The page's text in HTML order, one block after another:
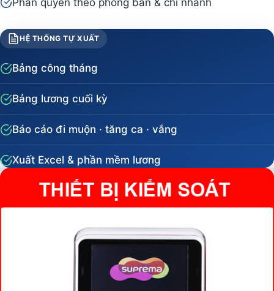
Phân quyền theo phòng ban & chi nhánh
HỆ THỐNG TỰ XUẤT
Bảng công tháng
Bảng lương cuối kỳ
Báo cáo đi muộn · tăng ca · vắng
Xuất Excel & phần mềm lương